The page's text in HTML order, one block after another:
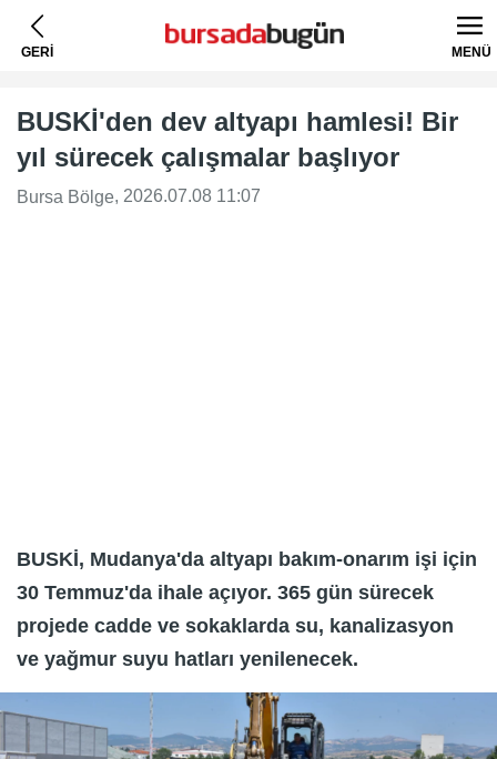
GERİ MENÜ
BUSKİ'den dev altyapı hamlesi! Bir
yıl sürecek çalışmalar başlıyor
Bursa Bölge, 2026.07.08 11:07
BUSKİ, Mudanya'da altyapı bakım-onarım işi için
30 Temmuz'da ihale açıyor. 365 gün sürecek
projede cadde ve sokaklarda su, kanalizasyon
ve yağmur suyu hatları yenilenecek.